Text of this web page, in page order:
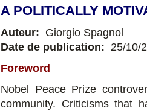
A POLITICALLY
Auteur: Giorgio Spagnol
Date de publication: 25/10/
Foreword
Nobel Peace Prize
community. Criticisms that